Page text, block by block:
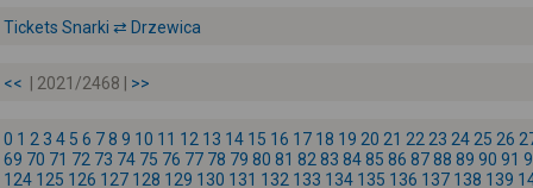
Tickets Snarki ⇄ Drzewica
<< | 2021/2468 | >>
0 1 2 3 4 5 6 78 9 10 11 12 13 14 15 16 17 18 19 20 21 22 23 24 25 26
69 70 71 72 73 74 75 76 77 78 79 80 81 82 83 8485 86 8788 89 90 91
124 125 126 127 128 129 130 131 132 133 134 135 136 137 138 139